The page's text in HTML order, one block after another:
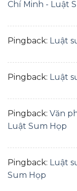
Chí Minh - Luật
Pingback: Luật
Pingback: Luật
Pingback: Văn
Luật Sum Họp
Pingback: Luật
Sum Họp